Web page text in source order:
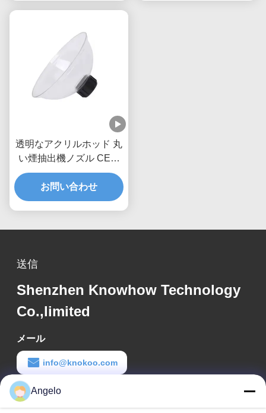
透明なアクリルホッド 丸
い煙抽出機ノズル CE認
証
お問い合わせ
送信
Shenzhen Knowhow Technology
Co.,limited
メール
info@knokoo.com
労働時間
08:00-18:00
Angelo